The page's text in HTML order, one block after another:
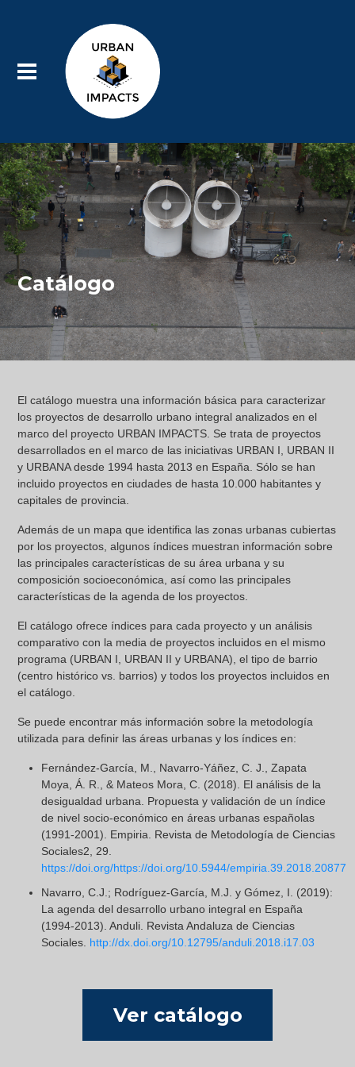
Catálogo
El catálogo muestra una información básica para caracterizar
los proyectos de desarrollo urbano integral analizados en el
marco del proyecto URBAN IMPACTS. Se trata de proyectos
desarrollados en el marco de las iniciativas URBAN I, URBAN II
y URBANA desde 1994 hasta 2013 en España. Sólo se han
incluido proyectos en ciudades de hasta 10.000 habitantes y
capitales de provincia.
Además de un mapa que identifica las zonas urbanas cubiertas
por los proyectos, algunos índices muestran información sobre
las principales características de su área urbana y su
composición socioeconómica, así como las principales
características de la agenda de los proyectos.
El catálogo ofrece índices para cada proyecto y un análisis
comparativo con la media de proyectos incluidos en el mismo
programa (URBAN I, URBAN II y URBANA), el tipo de barrio
(centro histórico vs. barrios) y todos los proyectos incluidos en
el catálogo.
Se puede encontrar más información sobre la metodología
utilizada para definir las áreas urbanas y los índices en:
Fernández-García, M., Navarro-Yáñez, C. J., Zapata
Moya, Á. R., & Mateos Mora, C. (2018). El análisis de la
desigualdad urbana. Propuesta y validación de un índice
de nivel socio-económico en áreas urbanas españolas
(1991-2001). Empiria. Revista de Metodología de Ciencias
Sociales2, 29.
https://doi.org/https://doi.org/10.5944/empiria.39.2018.20877
Navarro, C.J.; Rodríguez-García, M.J. y Gómez, I. (2019):
La agenda del desarrollo urbano integral en España
(1994-2013). Anduli. Revista Andaluza de Ciencias
Sociales. http://dx.doi.org/10.12795/anduli.2018.i17.03
Ver catálogo